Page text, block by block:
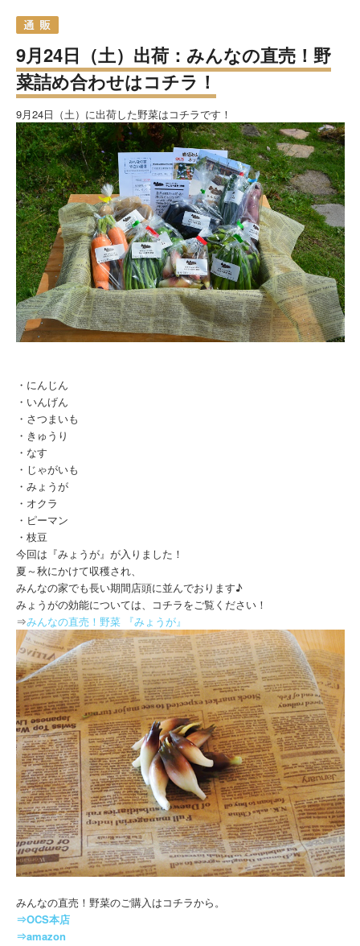
9月24日（土）出荷：みんなの直売！野
菜詰め合わせはコチラ！
9月24日（土）に出荷した野菜はコチラです！
・にんじん
・いんげん
・さつまいも
・きゅうり
・なす
・じゃがいも
・みょうが
・オクラ
・ピーマン
・枝豆
今回は『みょうが』が入りました！
夏～秋にかけて収穫され、
みんなの家でも長い期間店頭に並んでおります♪
みょうがの効能については、コチラをご覧ください！
⇒みんなの直売！野菜 『みょうが』
みんなの直売！野菜のご購入はコチラから。
⇒OCS本店
⇒amazon